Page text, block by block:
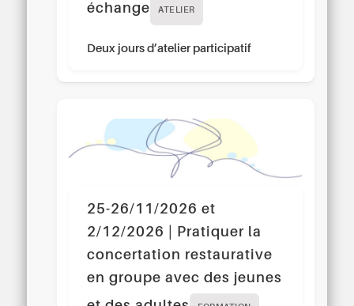
échange
ATELIER
Deux jours d’atelier participatif
25-26/11/2026 et
2/12/2026 | Pratiquer la
concertation restaurative
en groupe avec des jeunes